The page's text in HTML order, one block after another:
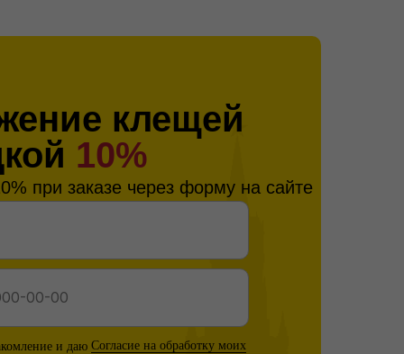
клещей
10%
при заказе через форму на сайте
и даю Согласие на обработку моих